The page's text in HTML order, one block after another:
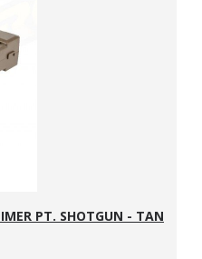
PT. SHOTGUN - TAN